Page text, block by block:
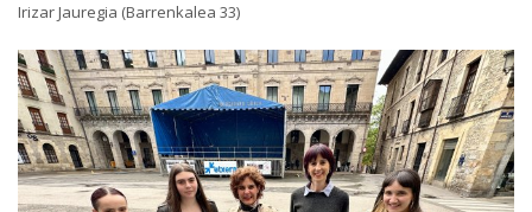
Irizar Jauregia (Barrenkalea 33)